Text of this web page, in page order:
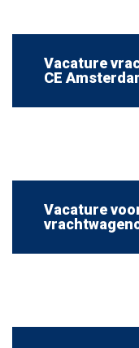
Vacature
CE
Vacature